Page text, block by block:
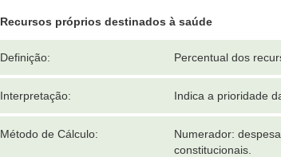
Recursos próprios destinados à saúde
Definição: Percentual dos
Interpretação: Indica a prioridade
Método de Cálculo:
Numerador:
constitucionais.